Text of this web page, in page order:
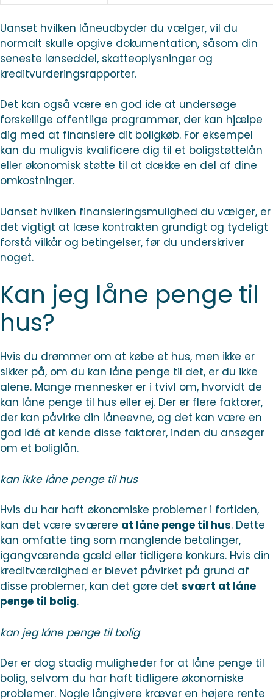
Uanset hvilken låneudbyder du vælger, vil du
normalt skulle opgive dokumentation, såsom din
seneste lønseddel, skatteoplysninger og
kreditvurderingsrapporter.
Det kan også være en god ide at undersøge
forskellige offentlige programmer, der kan hjælpe
dig med at finansiere dit boligkøb. For eksempel
kan du muligvis kvalificere dig til et boligstøttelån
eller økonomisk støtte til at dække en del af dine
omkostninger.
Uanset hvilken finansieringsmulighed du vælger, er
det vigtigt at læse kontrakten grundigt og tydeligt
forstå vilkår og betingelser, før du underskriver
noget.
Kan jeg låne penge til
hus?
Hvis du drømmer om at købe et hus, men ikke er
sikker på, om du kan låne penge til det, er du ikke
alene. Mange mennesker er i tvivl om, hvorvidt de
kan låne penge til hus eller ej. Der er flere faktorer,
der kan påvirke din låneevne, og det kan være en
god idé at kende disse faktorer, inden du ansøger
om et boliglån.
kan ikke låne penge til hus
Hvis du har haft økonomiske problemer i fortiden,
kan det være sværere at låne penge til hus. Dette
kan omfatte ting som manglende betalinger,
igangværende gæld eller tidligere konkurs. Hvis din
kreditværdighed er blevet påvirket på grund af
disse problemer, kan det gøre det svært at låne
penge til bolig.
kan jeg låne penge til bolig
Der er dog stadig muligheder for at låne penge til
bolig, selvom du har haft tidligere økonomiske
problemer. Nogle långivere kræver en højere rente